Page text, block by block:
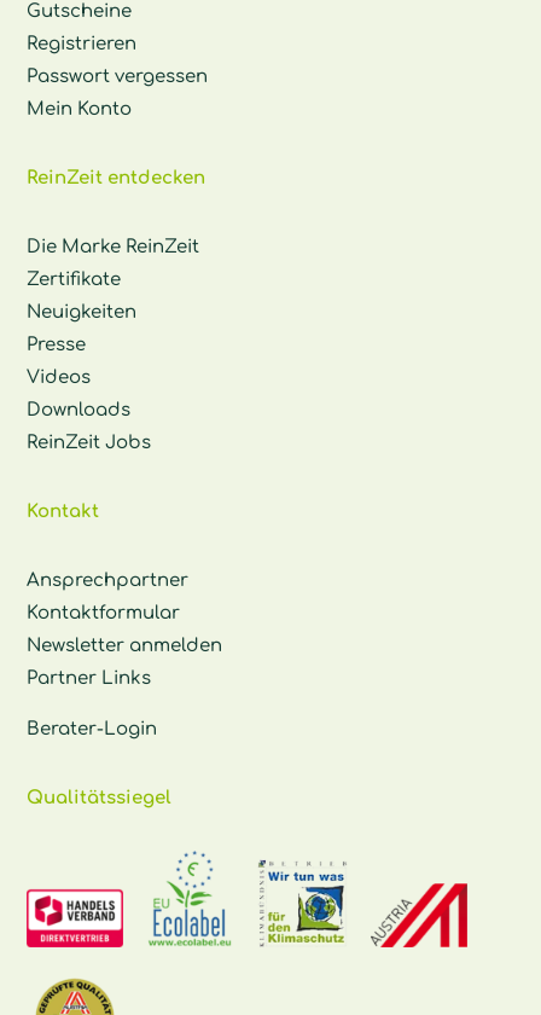
Gutscheine
Registrieren
Passwort vergessen
Mein Konto
ReinZeit entdecken
Die Marke ReinZeit
Zertifikate
Neuigkeiten
Presse
Videos
Downloads
ReinZeit Jobs
Kontakt
Ansprechpartner
Kontaktformular
Newsletter anmelden
Partner Links
Berater-Login
Qualitätssiegel